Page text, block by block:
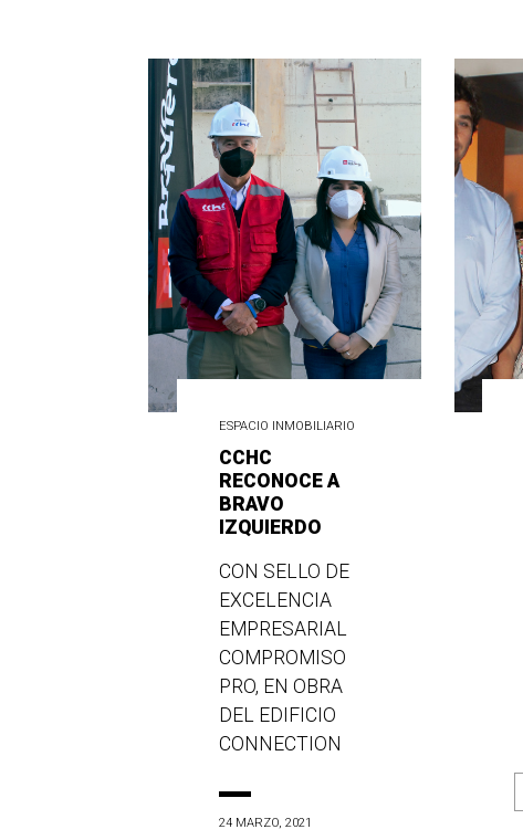
ESPACIO INMOBILIARIO
CCHC
RECONOCE A
BRAVO
IZQUIERDO
CON SELLO DE
EXCELENCIA
EMPRESARIAL
COMPROMISO
PRO, EN OBRA
DEL EDIFICIO
CONNECTION
24 MARZO, 2021